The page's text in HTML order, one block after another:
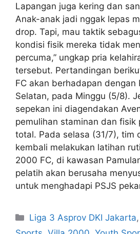
Lapangan juga kering dan
Anak-anak jadi nggak lepas
drop. Tapi, mau taktik
kondisi fisik mereka tidak
percuma,” ungkap pria
tersebut. Pertandingan
FC akan berhadapan dengan
Selatan, pada Minggu (5/8).
sepekan ini diagendakan
pemulihan staminan dan fisik
total. Pada selasa (31/7), tim
kembali melakukan latihan
2000 FC, di kawasan
pelatih akan berusaha
untuk menghadapi PSJS
Liga 3 Asprov DKI Jakarta,